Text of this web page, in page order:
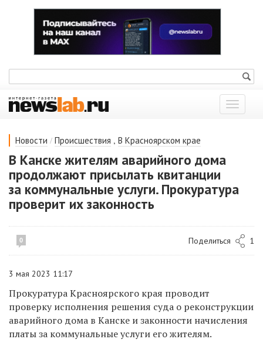
Показать
меню
Новости / Происшествия , В Красноярском крае
В Канске жителям аварийного дома
продолжают присылать квитанции
за коммунальные услуги. Прокуратура
проверит их законность
0 Поделиться 1
3 мая 2023 11:17
Прокуратура Красноярского края проводит
проверку исполнения решения суда о реконструкции
аварийного дома в Канске и законности начисления
платы за коммунальные услуги его жителям.